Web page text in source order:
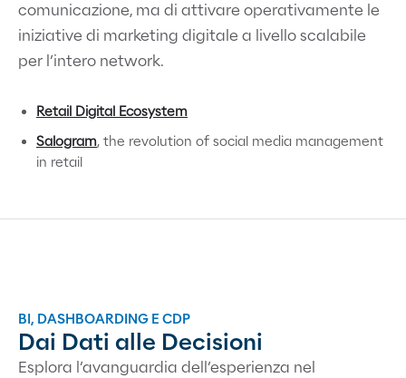
comunicazione, ma di attivare operativamente le
iniziative di marketing digitale a livello scalabile
per l’intero network.
Retail Digital Ecosystem
Salogram, the revolution of social media management
in retail
BI, DASHBOARDING E CDP
Dai Dati alle Decisioni
Esplora l’avanguardia dell’esperienza nel